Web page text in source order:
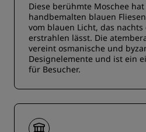
Diese berühmte Moschee
handbemalten blauen
vom blauen Licht, das nachts
erstrahlen lässt. Die
vereint osmanische und
Designelemente und ist ein
für Besucher.